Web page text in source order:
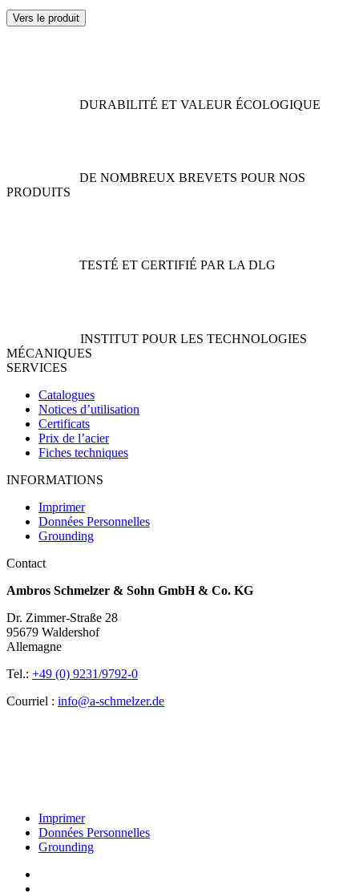
Ce
produit
page
Vers le produit
DURABILITÉ ET VALEUR ÉCOLOGIQUE
DE NOMBREUX BREVETS POUR NOS
PRODUITS
TESTÉ ET CERTIFIÉ PAR LA DLG
INSTITUT POUR LES TECHNOLOGIES
MÉCANIQUES
SERVICES
Catalogues
Notices d’utilisation
Certificats
Prix de l’acier
Fiches techniques
INFORMATIONS
Imprimer
Données Personnelles
Grounding
Contact
Ambros Schmelzer & Sohn GmbH & Co. KG
Dr. Zimmer-Straße 28
95679 Waldershof
Allemagne
Tel.: +49 (0) 9231/9792-0
Courriel : info@a-schmelzer.de
Imprimer
Données Personnelles
Grounding